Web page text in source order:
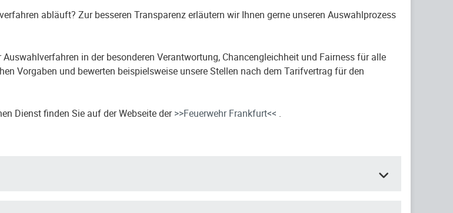
abläuft? Zur besseren Transparenz erläutern wir Ihnen gerne unseren Auswahlprozess
in der besonderen Verantwortung, Chancengleichheit und Fairness für alle
Vorgaben und bewerten beispielsweise unsere Stellen nach dem Tarifvertrag für den
Dienst finden Sie auf der Webseite der>>Feuerwehr Frankfurt<< .